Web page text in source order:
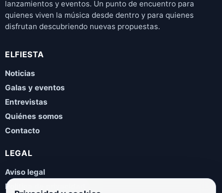
lanzamientos y eventos. Un punto de encuentro para
quienes viven la música desde dentro y para quienes
disfrutan descubriendo nuevas propuestas.
ELFIESTA
Noticias
Galas y eventos
Entrevistas
Quiénes somos
Contacto
LEGAL
Aviso legal
Política de privacidad